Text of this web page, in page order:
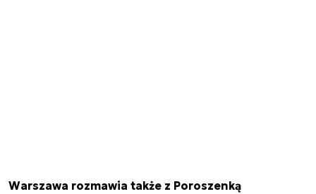
Warszawa rozmawia także z Poroszenką